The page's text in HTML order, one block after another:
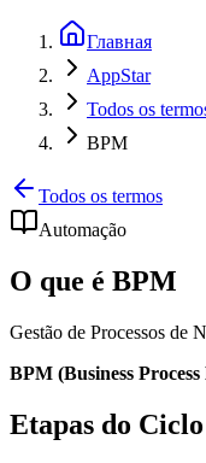
Главная
AppStar
Todos os
BPM
Todos os termos
Automação
O que é BPM
Gestão de Processos de
BPM (Business
Etapas do